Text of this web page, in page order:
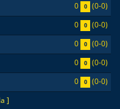
]
0 0
(0-0)
0 0
(0-0)
0 0
(0-0)
0 0
(0-0)
0 0 (0-0)